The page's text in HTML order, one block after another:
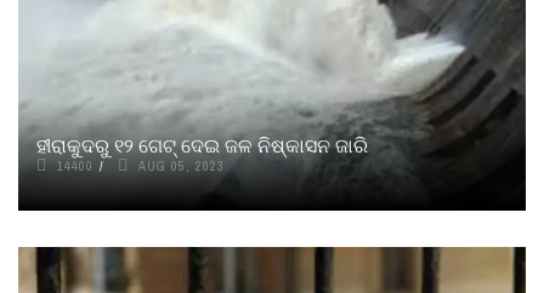
ହୀରାକୁଦରୁ ୧୨ ଗେଟ୍‌ ଦେଇ ଜଳ ନିଷ୍କାସନ ଜାରି
14400 AUG 05, 2023